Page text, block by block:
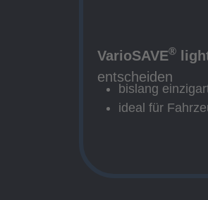
VarioSAVE®
entscheiden
bislang
ideal für